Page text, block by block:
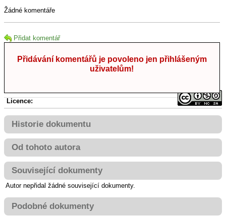
Žádné komentáře
Přidat komentář
Přidávání komentářů je povoleno jen přihlášeným
uživatelům!
Licence:
Historie dokumentu
Od tohoto autora
Související dokumenty
Autor nepřidal žádné související dokumenty.
Podobné dokumenty